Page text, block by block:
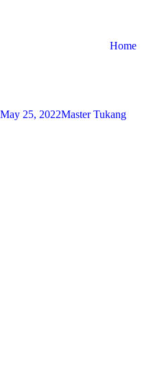
Home
May 25, 2022Master Tukang